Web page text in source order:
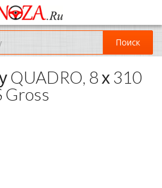
(KRD) Куликова Поля 2 (магазин
8-(967)-300-69-11
Поиск
QUADRO, 8 х 310
Gross